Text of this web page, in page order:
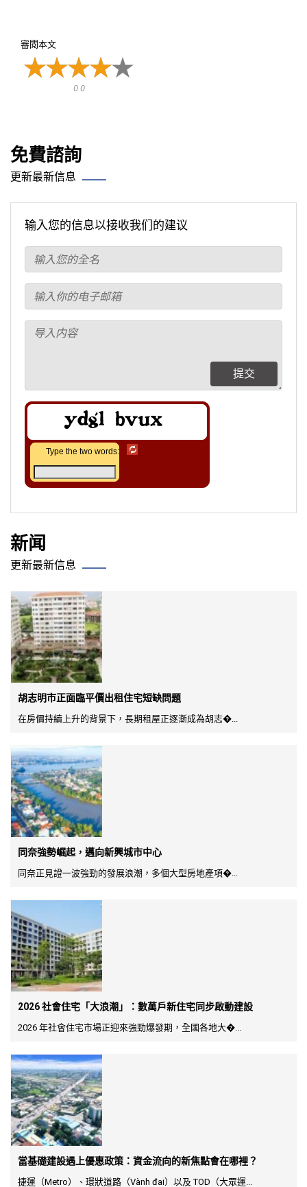
審閱本文
0 0
免費諮詢
更新最新信息
输入您的信息以接收我们的建议
提交
Type the two words:
新闻
更新最新信息
胡志明市正面臨平價出租住宅短缺問題
在房價持續上升的背景下，長期租屋正逐漸成為胡志�...
同奈強勢崛起，邁向新興城市中心
同奈正見證一波強勁的發展浪潮，多個大型房地產項�...
2026 社會住宅「大浪潮」：數萬戶新住宅同步啟動建設
2026 年社會住宅市場正迎來強勁爆發期，全國各地大�...
當基礎建設遇上優惠政策：資金流向的新焦點會在哪裡？
捷運（Metro）、環狀道路（Vành đai）以及 TOD（大眾運...